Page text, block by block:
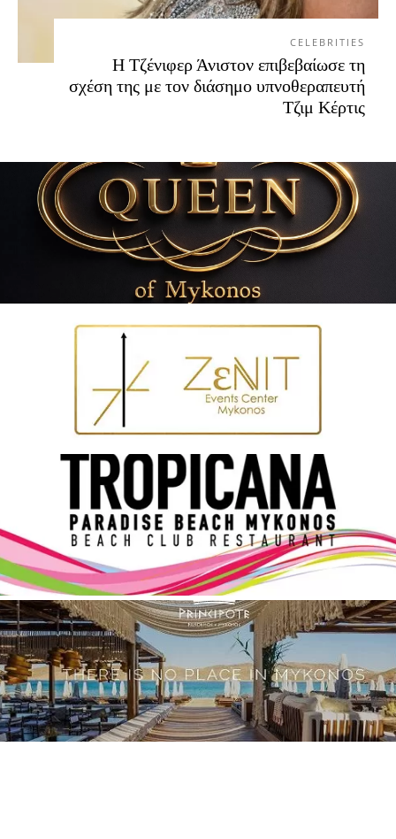
CELEBRITIES
Η Τζένιφερ Άνιστον επιβεβαίωσε τη
σχέση της με τον διάσημο υπνοθεραπευτή
Τζιμ Κέρτις